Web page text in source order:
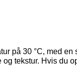
på 30 °C, med
tekstur. Hvis du